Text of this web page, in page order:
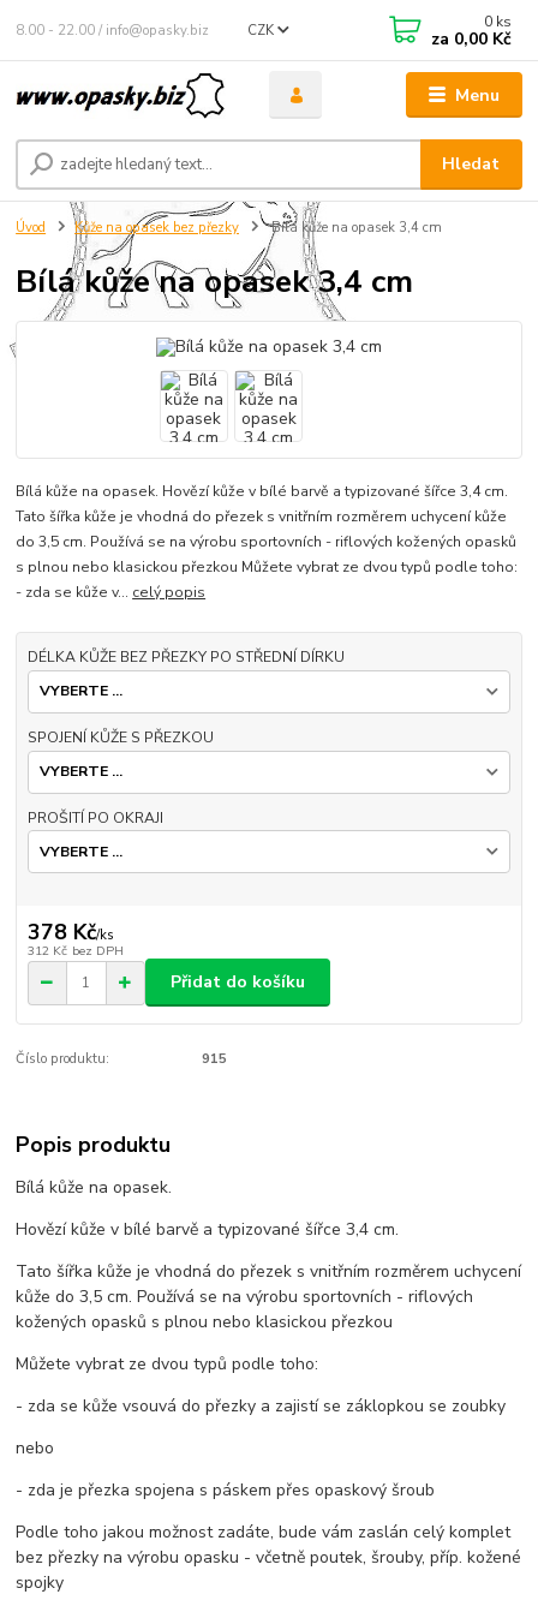
Menu
CZK
Hledat
8.00 - 22.00 / info@opasky.biz 0 ks
za 0,00 Kč
Úvod Kůže na opasek bez přezky Bílá kůže na opasek 3,4 cm
Bílá kůže na opasek 3,4 cm
Bílá kůže na opasek. Hovězí kůže v bílé barvě a typizované šířce 3,4 cm.
Tato šířka kůže je vhodná do přezek s vnitřním rozměrem uchycení kůže
do 3,5 cm. Používá se na výrobu sportovních - riflových kožených opasků
s plnou nebo klasickou přezkou Můžete vybrat ze dvou typů podle toho:
- zda se kůže v... celý popis
DÉLKA KŮŽE BEZ PŘEZKY PO STŘEDNÍ DÍRKU
SPOJENÍ KŮŽE S PŘEZKOU
PROŠITÍ PO OKRAJI
378 Kč/ks
312 Kč bez DPH
Přidat do košíku
Číslo produktu: 915
Popis produktu
Bílá kůže na opasek.
Hovězí kůže v bílé barvě a typizované šířce 3,4 cm.
Tato šířka kůže je vhodná do přezek s vnitřním rozměrem uchycení
kůže do 3,5 cm. Používá se na výrobu sportovních - riflových
kožených opasků s plnou nebo klasickou přezkou
Můžete vybrat ze dvou typů podle toho:
- zda se kůže vsouvá do přezky a zajistí se záklopkou se zoubky
nebo
- zda je přezka spojena s páskem přes opaskový šroub
Podle toho jakou možnost zadáte, bude vám zaslán celý komplet
bez přezky na výrobu opasku - včetně poutek, šrouby, příp. kožené
spojky